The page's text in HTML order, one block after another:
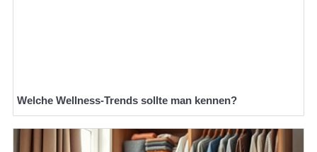
Welche Wellness-Trends sollte man kennen?